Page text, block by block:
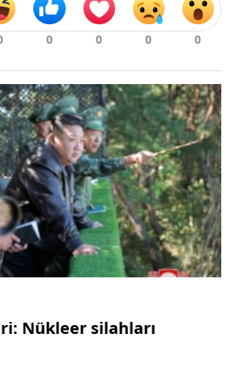
Nükleer silahları